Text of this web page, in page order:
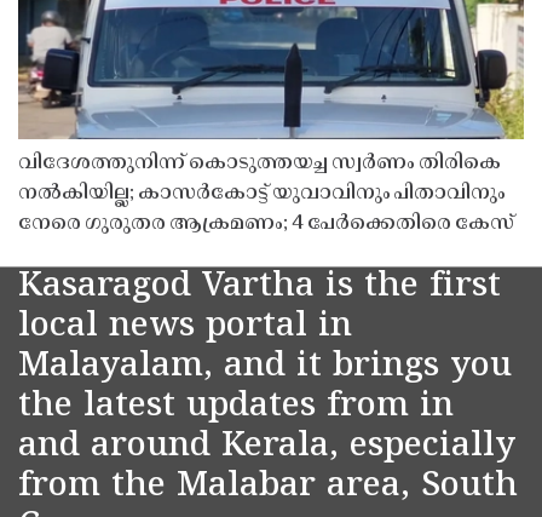
വിദേശത്തുനിന്ന് കൊടുത്തയച്ച സ്വർണം തിരികെ
നൽകിയില്ല; കാസർകോട്ട് യുവാവിനും പിതാവിനും
നേരെ ഗുരുതര ആക്രമണം; 4 പേർക്കെതിരെ കേസ്
Kasaragod Vartha is the first
local news portal in
Malayalam, and it brings you
the latest updates from in
and around Kerala, especially
from the Malabar area, South